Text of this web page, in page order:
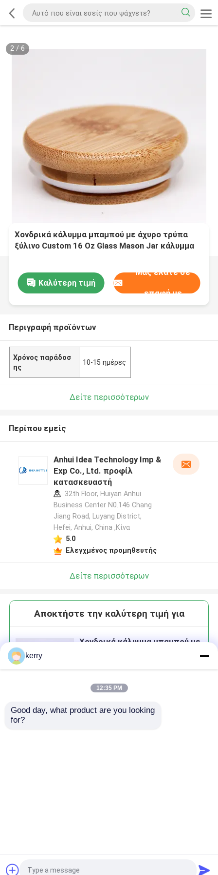
2/ 6
Χονδρικά κάλυμμα μπαμπού με άχυρο τρύπα
ξύλινο Custom 16 Oz Glass Mason Jar κάλυμμα
Καλύτερη τιμή
Μας ελάτε σε
επαφή με
Περιγραφή προϊόντων
Χρόνος παράδοσ
ης
10-15 ημέρες
Δείτε περισσότερων
Περίπου εμείς
Anhui Idea Technology Imp &
Exp Co., Ltd. προφίλ
κατασκευαστή
32th Floor, Huiyan Anhui
Business Center N0.146 Chang
Jiang Road, Luyang District,
Hefei, Anhui, China ,Κίνα
5.0
Ελεγχμένος προμηθευτής
Δείτε περισσότερων
Αποκτήστε την καλύτερη τιμή για
Χονδρικά κάλυμμα μπαμπού με
Να συνεχίσει
Technology Imp & Exp Co., Ltd.. All Rights
kerry
12:35 PM
Good day, what product are you looking
for?